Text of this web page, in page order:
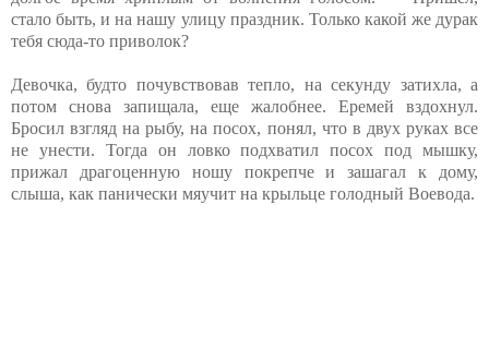
стало быть, и на нашу улицу праздник. Только какой же дурак
тебя сюда-то приволок?
Девочка, будто почувствовав тепло, на секунду затихла, а
потом снова запищала, еще жалобнее. Еремей вздохнул.
Бросил взгляд на рыбу, на посох, понял, что в двух руках все
не унести. Тогда он ловко подхватил посох под мышку,
прижал драгоценную ношу покрепче и зашагал к дому,
слыша, как панически мяучит на крыльце голодный Воевода.